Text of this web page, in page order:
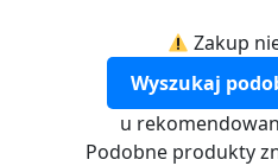
Zakup
Wyszukaj
u
Podobne produkty